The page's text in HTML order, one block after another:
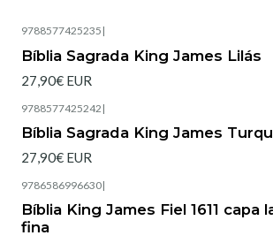
9788577425235 |
Bíblia Sagrada King James Lilás
27,90€ EUR
9788577425242 |
Bíblia Sagrada King James
27,90€ EUR
9786586996630|
Bíblia King James Fiel 1611 capa
fina